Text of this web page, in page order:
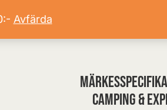
Avfärda
CAMPING &